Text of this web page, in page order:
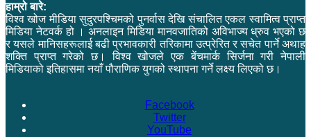
हाम्रो बारे:
विश्व खोज मीडिया सुदुरपश्चिमको पुनर्वास देखि संचालित एकल स्वामित्व प्राप्त
मिडिया नेटवर्क हो । अनलाइन मिडिया मानवजातिको अविभाज्य ध्रुव भएको छ
र यसले मानिसहरूलाई बढी प्रभावकारी तरिकामा उत्प्रेरित र सचेत पार्ने अथाह
शक्ति प्राप्त गरेको छ। विश्व खोजले एक बेंचमार्क सिर्जना गरी नेपाली
मिडियाको इतिहासमा नयाँ पौराणिक युगको स्थापना गर्ने लक्ष्य लिएको छ।
Facebook
Twitter
YouTube